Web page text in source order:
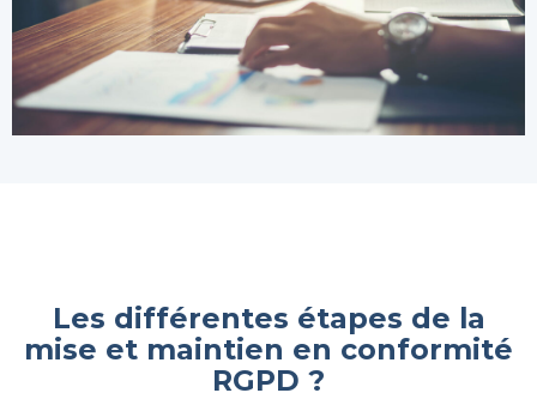
Les différentes étapes de la
mise et maintien en conformité
RGPD ?